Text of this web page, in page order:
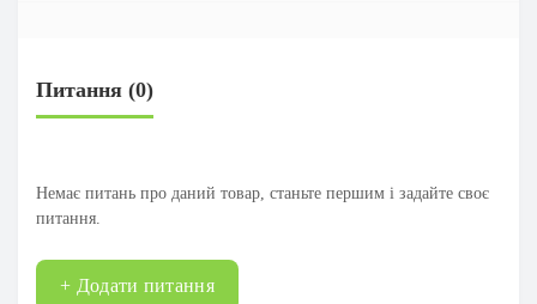
Питання (0)
Немає питань про даний товар, станьте першим і задайте своє
питання.
+ Додати питання